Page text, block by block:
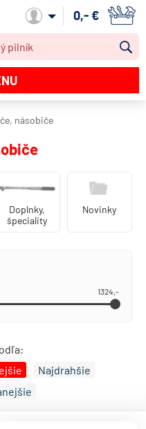
Môj účet
0,- €
násobiče
Doplnky,
špeciality
Novinky
1324,-
Najdrahšie